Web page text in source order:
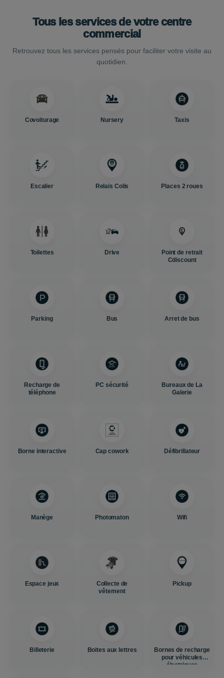
Tous les services de votre centre
commercial
Retrouvez tous les services pensés pour faciliter votre visite au
quotidien.
Covoiturage Nursery Taxis
Escalier Relais Colis Places 2 roues
Toilettes Drive
Point de retrait
Cdiscount
Parking Bus Arret de bus
Recharge de
téléphone
PC sécurité
Bureaux de La
Galerie
Borne interactive Cap cowork Défibrillateur
Manège Photomaton Wifi
Espace jeux
Collecte de
vêtement
Pickup
Billeterie Boites aux lettres
Bornes de recharge
pour véhicules
électriques